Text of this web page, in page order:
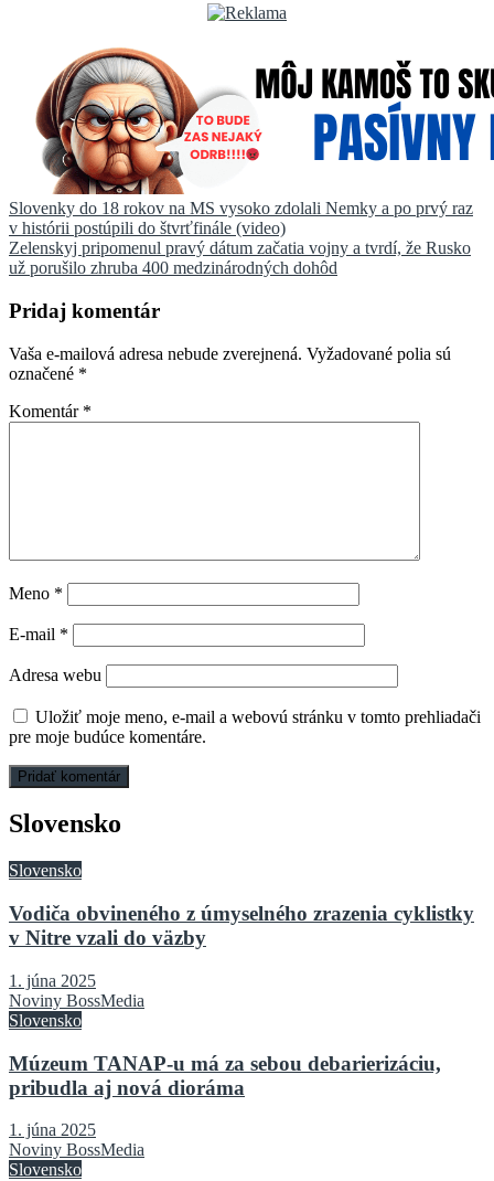
Navigácia
v
článku
Slovenky do 18 rokov na MS vysoko zdolali Nemky a po prvý raz
v histórii postúpili do štvrťfinále (video)
Zelenskyj pripomenul pravý dátum začatia vojny a tvrdí, že Rusko
už porušilo zhruba 400 medzinárodných dohôd
Pridaj komentár
Vaša e-mailová adresa nebude zverejnená. Vyžadované polia sú
označené *
Komentár *
Meno *
E-mail *
Adresa webu
Uložiť moje meno, e-mail a webovú stránku v tomto prehliadači
pre moje budúce komentáre.
Slovensko
Slovensko
Vodiča obvineného z úmyselného zrazenia cyklistky
v Nitre vzali do väzby
1. júna 2025
Noviny BossMedia
Slovensko
Múzeum TANAP-u má za sebou debarierizáciu,
pribudla aj nová dioráma
1. júna 2025
Noviny BossMedia
Slovensko